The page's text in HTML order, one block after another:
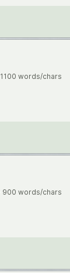
1100 words/chars
900 words/chars